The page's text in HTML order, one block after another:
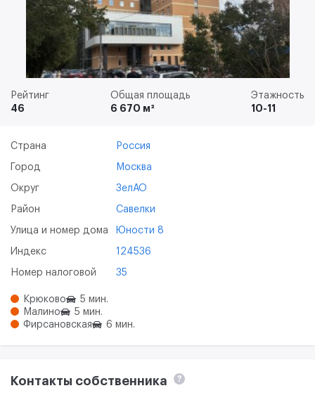
Рейтинг
46
Общая площадь
6 670 м²
Этажность
10-11
Страна Россия
Город Москва
Округ ЗелАО
Район Савелки
Улица и номер дома Юности 8
Индекс 124536
Номер налоговой 35
Крюково
5 мин.
Малино
5 мин.
Фирсановская
6 мин.
Контакты собственника ?